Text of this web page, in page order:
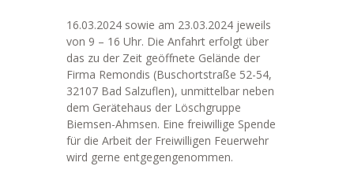
16.03.2024 sowie am 23.03.2024 jeweils
von 9 – 16 Uhr. Die Anfahrt erfolgt über
das zu der Zeit geöffnete Gelände der
Firma Remondis (Buschortstraße 52-54,
32107 Bad Salzuflen), unmittelbar neben
dem Gerätehaus der Löschgruppe
Biemsen-Ahmsen. Eine freiwillige Spende
für die Arbeit der Freiwilligen Feuerwehr
wird gerne entgegengenommen.